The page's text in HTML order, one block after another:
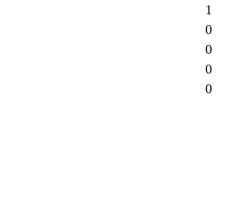
0
0
0
0
1